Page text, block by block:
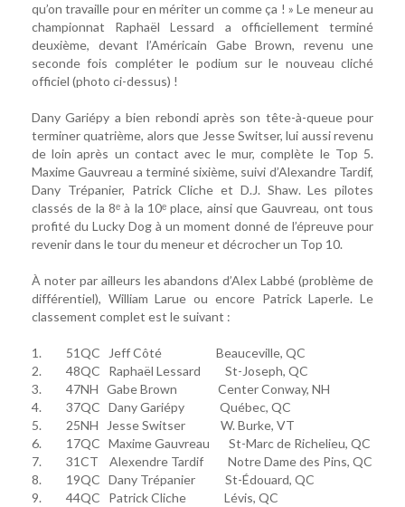
qu’on travaille pour en mériter un comme ça ! » Le meneur au
championnat Raphaël Lessard a officiellement terminé
deuxième, devant l’Américain Gabe Brown, revenu une
seconde fois compléter le podium sur le nouveau cliché
officiel (photo ci-dessus) !
Dany Gariépy a bien rebondi après son tête-à-queue pour
terminer quatrième, alors que Jesse Switser, lui aussi revenu
de loin après un contact avec le mur, complète le Top 5.
Maxime Gauvreau a terminé sixième, suivi d’Alexandre Tardif,
Dany Trépanier, Patrick Cliche et D.J. Shaw. Les pilotes
classés de la 8ᵉ à la 10ᵉ place, ainsi que Gauvreau, ont tous
profité du Lucky Dog à un moment donné de l’épreuve pour
revenir dans le tour du meneur et décrocher un Top 10.
À noter par ailleurs les abandons d’Alex Labbé (problème de
différentiel), William Larue ou encore Patrick Laperle. Le
classement complet est le suivant :
1. 51QC Jeff Côté Beauceville, QC
2. 48QC Raphaël Lessard St-Joseph, QC
3. 47NH Gabe Brown Center Conway, NH
4. 37QC Dany Gariépy Québec, QC
5. 25NH Jesse Switser W. Burke, VT
6. 17QC Maxime Gauvreau St-Marc de Richelieu, QC
7. 31CT Alexendre Tardif Notre Dame des Pins, QC
8. 19QC Dany Trépanier St-Édouard, QC
9. 44QC Patrick Cliche Lévis, QC